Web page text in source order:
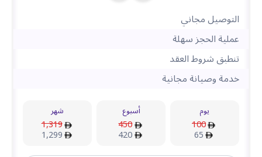
التوصيل مجاني
عملية الحجز سهلة
تنطبق شروط العقد
خدمة وصيانة مجانية
يوم
100
65
أسبوع
450
420
شهر
1,319
1,299